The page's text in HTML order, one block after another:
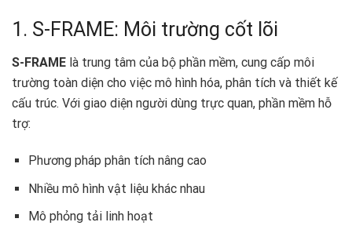
1. S-FRAME: Môi trường cốt lõi
S-FRAME là trung tâm của bộ phần mềm, cung cấp môi
trường toàn diện cho việc mô hình hóa, phân tích và thiết kế
cấu trúc. Với giao diện người dùng trực quan, phần mềm hỗ
trợ:
Phương pháp phân tích nâng cao
Nhiều mô hình vật liệu khác nhau
Mô phỏng tải linh hoạt